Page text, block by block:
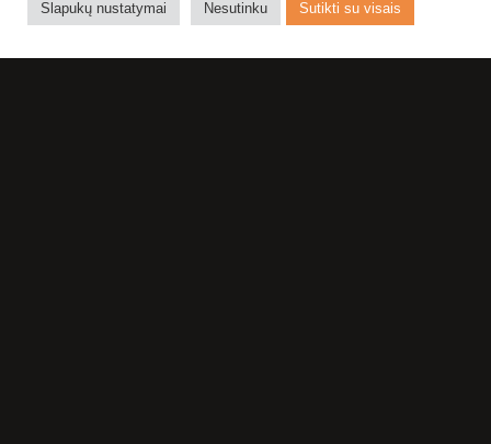
Slapukų nustatymai Nesutinku Sutikti su visais